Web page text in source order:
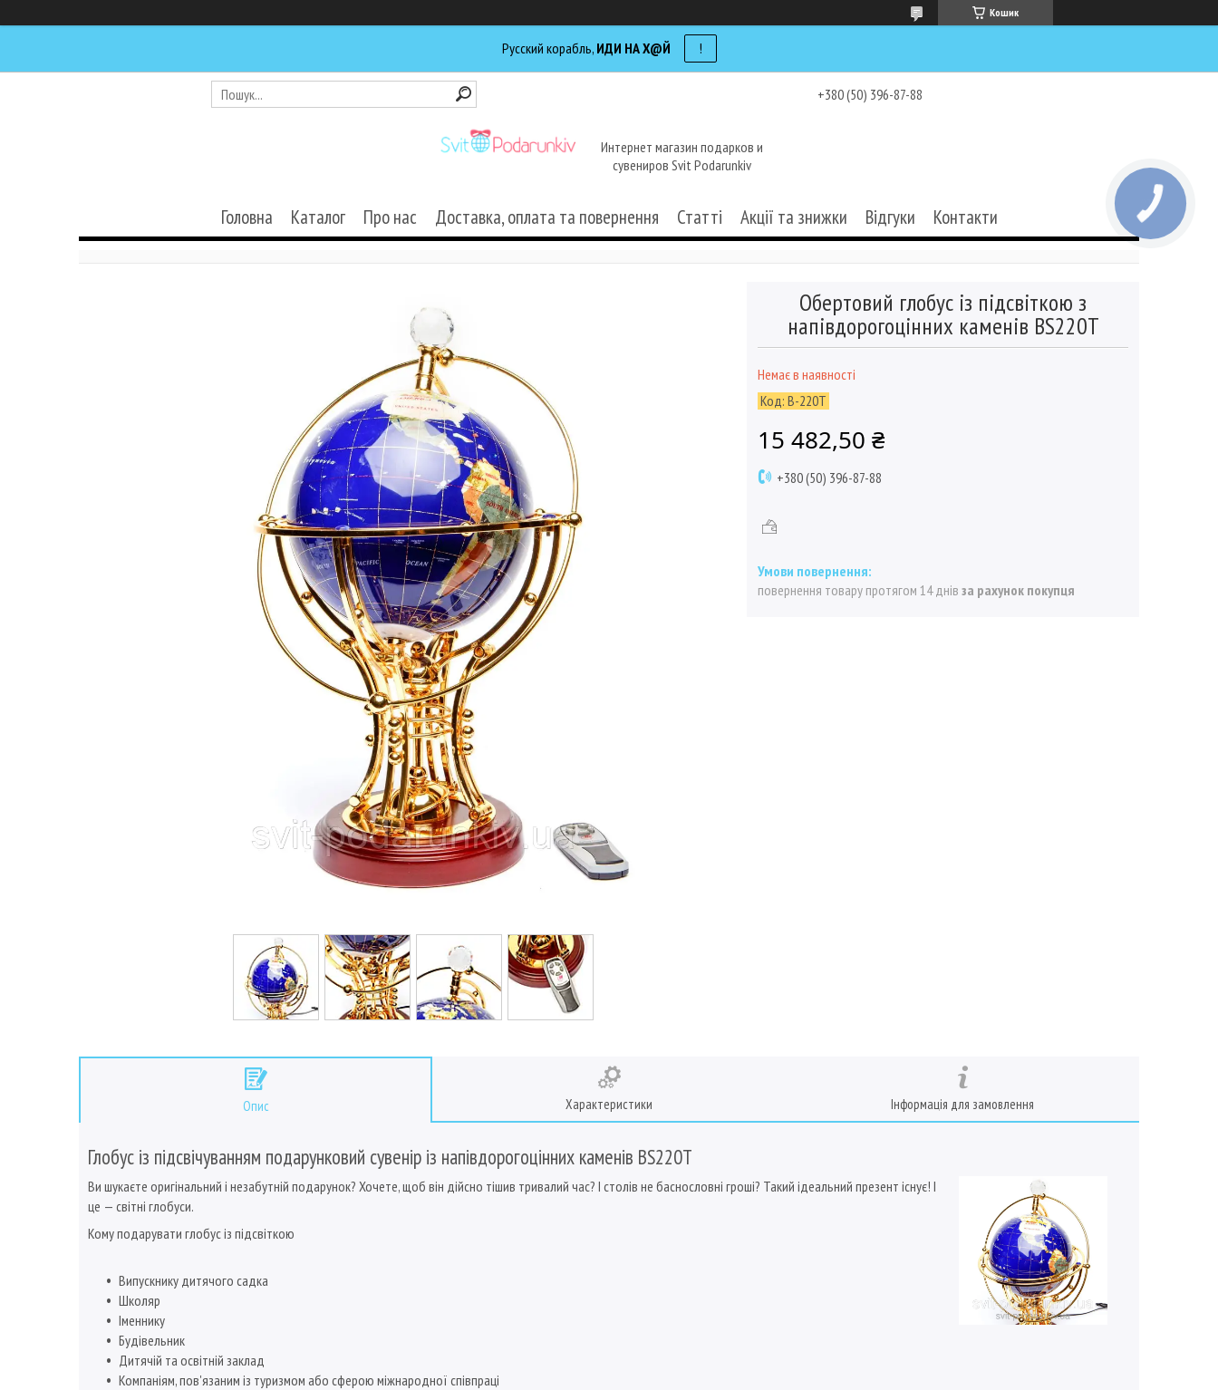
Кошик
Русский корабль, ИДИ НА Х@Й !
+380 (50) 396-87-88
Интернет магазин подарков и
сувениров Svit Podarunkiv
Головна Каталог Про нас Доставка, оплата та повернення Статті Акції та знижки Відгуки Контакти
Обертовий глобус із підсвіткою з
напівдорогоцінних каменів BS220T
Немає в наявності
Код: B-220T
15 482,50 ₴
+380 (50) 396-87-88
повернення товару протягом 14 днів за рахунок покупця
Опис Характеристики Інформація для замовлення
Глобус із підсвічуванням подарунковий сувенір із напівдорогоцінних каменів BS220T
Ви шукаєте оригінальний і незабутній подарунок? Хочете, щоб він дійсно тішив тривалий час? І столів не баснословні гроші? Такий ідеальний презент існує! І
це — світні глобуси.
Кому подарувати глобус із підсвіткою
Випускнику дитячого садка
Школяр
Іменнику
Будівельник
Дитячій та освітній заклад
Компаніям, пов'язаним із туризмом або сферою міжнародної співпраці